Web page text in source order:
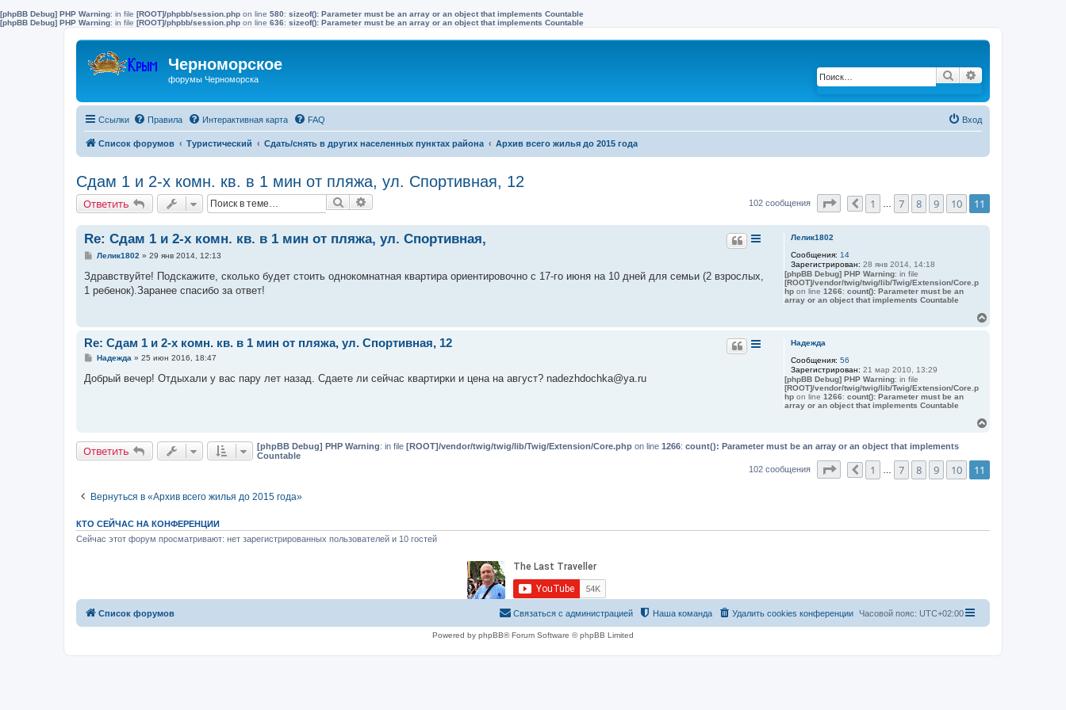
[phpBB Debug] PHP Warning: in file [ROOT]/phpbb/session.php on line 580: sizeof(): Parameter must be an array or an object that implements Countable
[phpBB Debug] PHP Warning: in file [ROOT]/phpbb/session.php on line 636: sizeof(): Parameter must be an array or an object that implements Countable
Черноморское
форумы Черноморска Поиск
Ссылки Правила Интерактивная карта FAQ Вход
Список форумов Туристический Сдать/снять в других населенных пунктах района Архив всего жилья до 2015 года
Сдам 1 и 2-х комн. кв. в 1 мин от пляжа, ул. Спортивная, 12
Ответить Поиск 102 сообщения Страница11 из 11
Пред.
1 7 8 9 10 11
Лелик1802
Сообщения: 14
Зарегистрирован: 28 янв 2014, 14:18
[phpBB Debug] PHP Warning: in file
[ROOT]/vendor/twig/twig/lib/Twig/Extension/Core.p
hpon line 1266: count(): Parameter must be an
array or an object that implements Countable
Re: Сдам 1 и 2-х комн. кв. в 1 мин от пляжа, ул. Спортивная,
С
о
б
щ
Лелик1802 » 29 янв 2014, 12:13
Здравствуйте! Подскажите, сколько будет стоить однокомнатная квартира ориентировочно с 17-го июня на 10 дней для семьи (2 взрослых,
1 ребенок).Заранее спасибо за ответ!
а
Надежда
Сообщения: 56
Зарегистрирован: 21 мар 2010, 13:29
[phpBB Debug] PHP Warning: in file
[ROOT]/vendor/twig/twig/lib/Twig/Extension/Core.p
hpon line 1266: count(): Parameter must be an
array or an object that implements Countable
Re: Сдам 1 и 2-х комн. кв. в 1 мин от пляжа, ул. Спортивная, 12
С
о
Надежда » 25 июн 2016, 18:47
Добрый вечер! Отдыхали у вас пару лет назад. Сдаете ли сейчас квартирки и цена на август? nadezhdochka@ya.ru
т
н
Ответить [phpBB Debug] PHP Warning: in file [ROOT]/vendor/twig/twig/lib/Twig/Extension/Core.php on line 1266: count(): Parameter must be an array or an object that implements
Countable
102 сообщения
Страница11 из 11
Пред.
1 7 8 9 10 11
Вернуться в «Архив всего жилья до 2015 года»
КТО СЕЙЧАС НА КОНФЕРЕНЦИИ
Сейчас этот форум просматривают: нет зарегистрированных пользователей и 10 гостей
Список форумов Часовой пояс: UTC+02:00
Удалить cookies конференции
Наша команда
Связаться с администрацией
Powered by phpBB® Forum Software © phpBB Limited